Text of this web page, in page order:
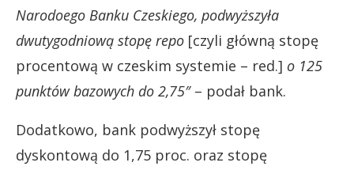
Narodoego Banku Czeskiego, podwyższyła
dwutygodniową stopę repo [czyli główną stopę
procentową w czeskim systemie – red.] o 125
punktów bazowych do 2,75″– podał bank.
Dodatkowo, bank podwyższył stopę
dyskontową do 1,75 proc. oraz stopę